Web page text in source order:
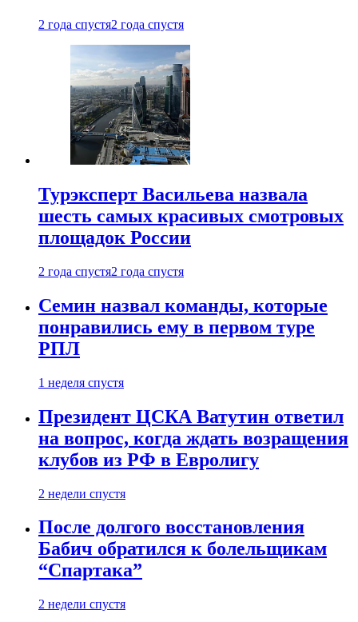
2 года спустя2 года спустя
Турэксперт Васильева назвала
шесть самых красивых смотровых
площадок России
2 года спустя2 года спустя
Семин назвал команды, которые
понравились ему в первом туре
РПЛ
1 неделя спустя
Президент ЦСКА Ватутин ответил
на вопрос, когда ждать возращения
клубов из РФ в Евролигу
2 недели спустя
После долгого восстановления
Бабич обратился к болельщикам
“Спартака”
2 недели спустя